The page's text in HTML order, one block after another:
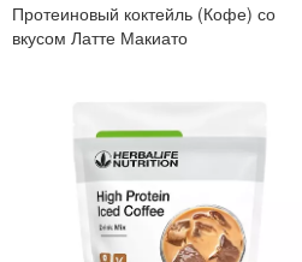
Протеиновый коктейль (Кофе) со
вкусом Латте Макиато